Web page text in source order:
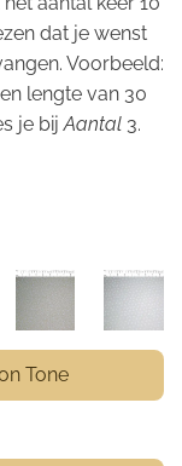
dat je wenst
Voorbeeld:
lengte van 30
je bijAantal 3.
Tone